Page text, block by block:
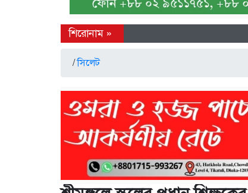
/সিলেট